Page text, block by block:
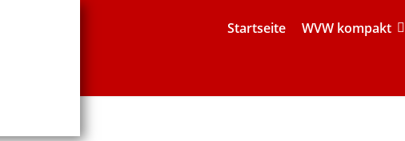
Startseite WVW kompakt